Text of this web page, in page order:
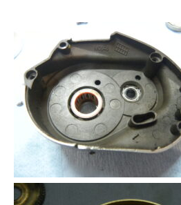
謹賀新年
2026.01.01